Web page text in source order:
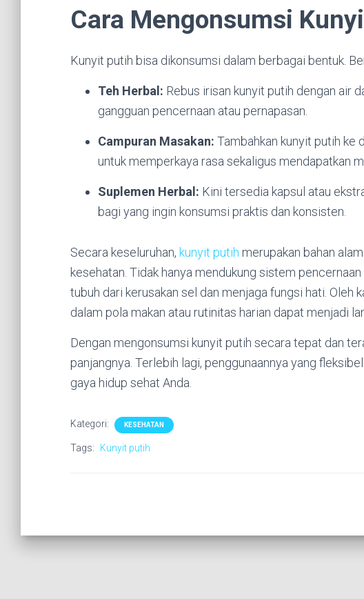
Cara Mengonsumsi
Kunyit putih bisa dikonsumsi dalam berbagai bentuk.
Teh Herbal: Rebus irisan kunyit putih dengan air
gangguan pencernaan atau pernapasan.
Campuran Masakan: Tambahkan kunyit putih ke
untuk memperkaya rasa sekaligus mendapatkan
Suplemen Herbal: Kini tersedia kapsul atau
bagi yang ingin konsumsi praktis dan konsisten.
Secara keseluruhan, kunyit putih merupakan bahan
kesehatan. Tidak hanya mendukung sistem
tubuh dari kerusakan sel dan menjaga fungsi hati. Oleh
dalam pola makan atau rutinitas harian dapat menjadi
Dengan mengonsumsi kunyit putih secara tepat dan
panjangnya. Terlebih lagi, penggunaannya yang
gaya hidup sehat Anda.
Kategori: KESEHATAN
Tags: Kunyit putih